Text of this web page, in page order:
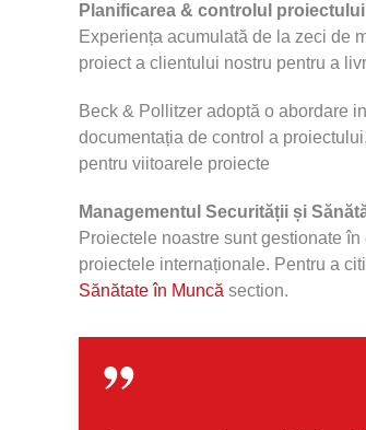
Planificarea & controlul proiectului
Experiența acumulată de la zeci de
proiect a clientului nostru pentru a
Beck & Pollitzer adoptă o abordare
documentația de control a
pentru viitoarele proiecte
Managementul Securității și
Proiectele noastre sunt gestionate
proiectele internaționale. Pentru a
Sănătate în Muncă section.